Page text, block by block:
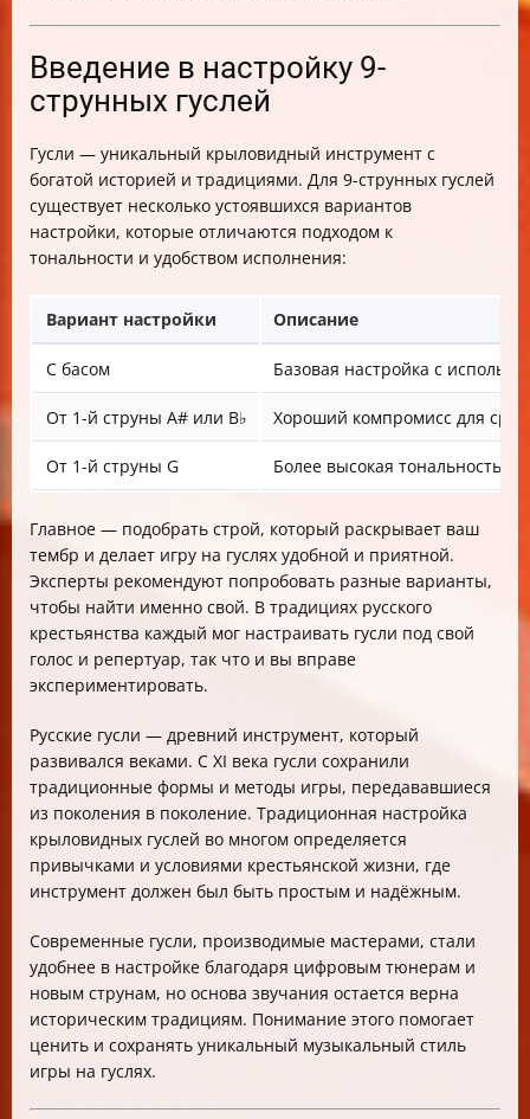
Введение в настройку 9-
струнных гуслей
Гусли — уникальный крыловидный инструмент с
богатой историей и традициями. Для 9-струнных гуслей
существует несколько устоявшихся вариантов
настройки, которые отличаются подходом к
тональности и удобством исполнения:
Вариант настройки Описание
С басом Базовая настройка с
От 1-й струны A# или B♭ Хороший компромисс для
От 1-й струны G Более высокая тональность
Главное — подобрать строй, который раскрывает ваш
тембр и делает игру на гуслях удобной и приятной.
Эксперты рекомендуют попробовать разные варианты,
чтобы найти именно свой. В традициях русского
крестьянства каждый мог настраивать гусли под свой
голос и репертуар, так что и вы вправе
экспериментировать.
Русские гусли — древний инструмент, который
развивался веками. С XI века гусли сохранили
традиционные формы и методы игры, передававшиеся
из поколения в поколение. Традиционная настройка
крыловидных гуслей во многом определяется
привычками и условиями крестьянской жизни, где
инструмент должен был быть простым и надёжным.
Современные гусли, производимые мастерами, стали
удобнее в настройке благодаря цифровым тюнерам и
новым струнам, но основа звучания остается верна
историческим традициям. Понимание этого помогает
ценить и сохранять уникальный музыкальный стиль
игры на гуслях.